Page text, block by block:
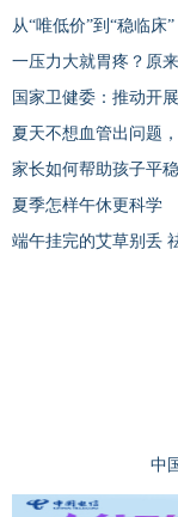
从“唯低价”到“稳临床
一压力大就胃疼？原
国家卫健委：推动开
夏天不想血管出问题
家长如何帮助孩子平
夏季怎样午休更科学
端午挂完的艾草别丢
中